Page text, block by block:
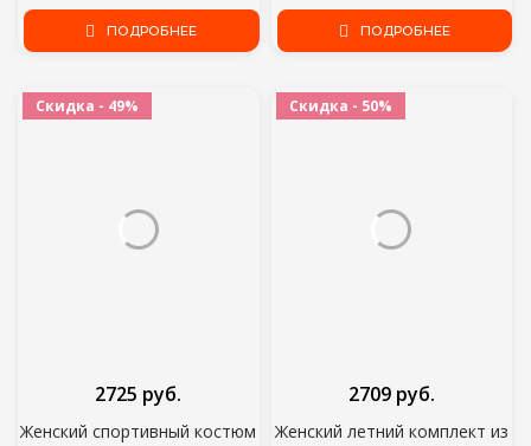
имитацией потертости,
повседневные женские
ПОДРОБНЕЕ
Ювелирные наборы с
кружевными вставками на
предметов: Топ и штаны,
спортивный костюм из 2
ПОДРОБНЕЕ
Скидка - 49%
Женский спортивный костюм
2725 руб.
Скидка - 50%
Женский летний комплект из
2709 руб.